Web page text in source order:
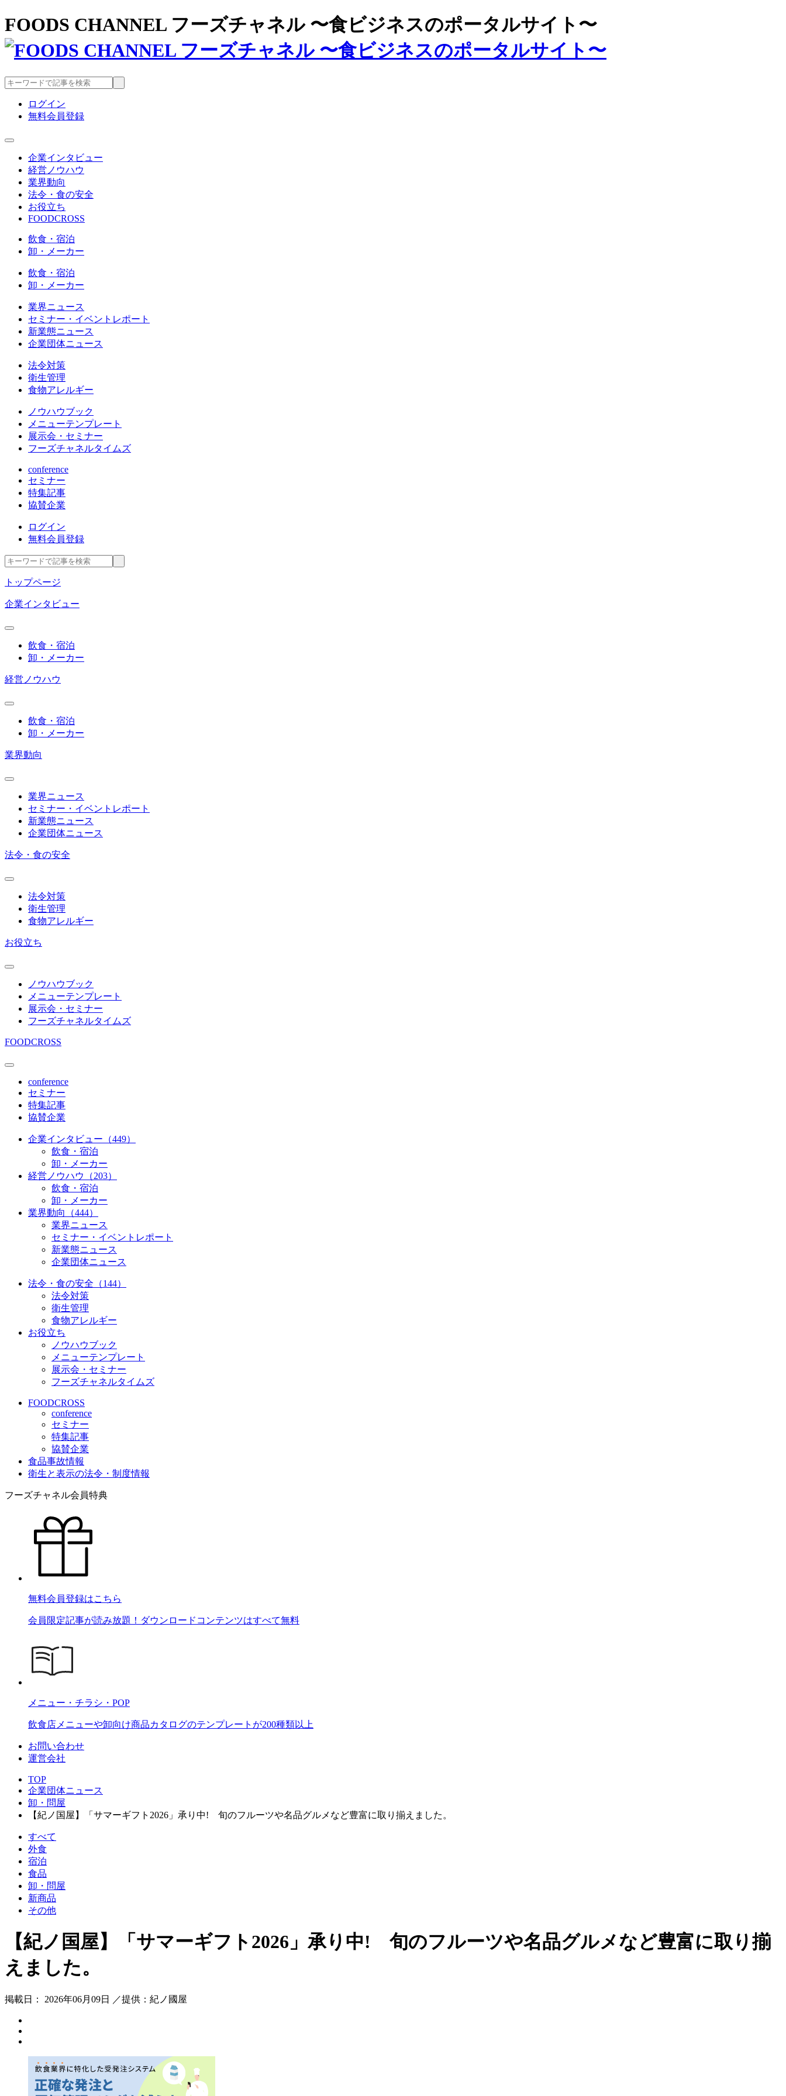
FOODS CHANNEL フーズチャネル 〜食ビジネスのポータルサイト〜
ログイン
無料会員登録
企業インタビュー
経営ノウハウ
業界動向
法令・食の安全
お役立ち
FOODCROSS
飲食・宿泊
卸・メーカー
飲食・宿泊
卸・メーカー
業界ニュース
セミナー・イベントレポート
新業態ニュース
企業団体ニュース
法令対策
衛生管理
食物アレルギー
ノウハウブック
メニューテンプレート
展示会・セミナー
フーズチャネルタイムズ
conference
セミナー
特集記事
協賛企業
ログイン
無料会員登録
トップページ
企業インタビュー
飲食・宿泊
卸・メーカー
経営ノウハウ
飲食・宿泊
卸・メーカー
業界動向
業界ニュース
セミナー・イベントレポート
新業態ニュース
企業団体ニュース
法令・食の安全
法令対策
衛生管理
食物アレルギー
お役立ち
ノウハウブック
メニューテンプレート
展示会・セミナー
フーズチャネルタイムズ
FOODCROSS
conference
セミナー
特集記事
協賛企業
企業インタビュー（449）
飲食・宿泊
卸・メーカー
経営ノウハウ（203）
飲食・宿泊
卸・メーカー
業界動向（444）
業界ニュース
セミナー・イベントレポート
新業態ニュース
企業団体ニュース
法令・食の安全（144）
法令対策
衛生管理
食物アレルギー
お役立ち
ノウハウブック
メニューテンプレート
展示会・セミナー
フーズチャネルタイムズ
FOODCROSS
conference
セミナー
特集記事
協賛企業
食品事故情報
衛生と表示の法令・制度情報
フーズチャネル会員特典
無料会員登録はこちら
会員限定記事が読み放題！ダウンロードコンテンツはすべて無料
メニュー・チラシ・POP
飲食店メニューや卸向け商品カタログのテンプレートが200種類以上
お問い合わせ
運営会社
TOP
企業団体ニュース
卸・問屋
【紀ノ国屋】「サマーギフト2026」承り中! 旬のフルーツや名品グルメなど豊富に取り揃えました。
すべて
外食
宿泊
食品
卸・問屋
新商品
その他
【紀ノ国屋】「サマーギフト2026」承り中! 旬のフルーツや名品グルメなど豊富に取り揃
えました。
掲載日： 2026年06月09日 ／提供：紀ノ國屋